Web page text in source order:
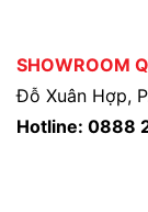
SHOWROOM
Đỗ Xuân Hợp,
Hotline: 0888